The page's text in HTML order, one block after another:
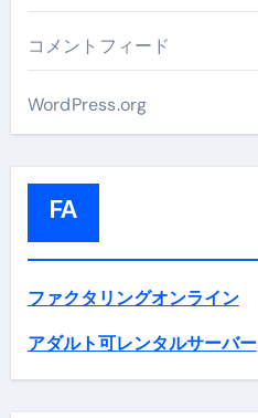
コメントフィード
WordPress.org
FA
ファクタリングオンライン
アダルト可レンタルサーバー